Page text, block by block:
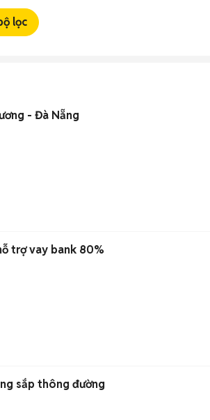
lọc
- Đà Nẵng
trợ vay bank 80%
sắp thông đường